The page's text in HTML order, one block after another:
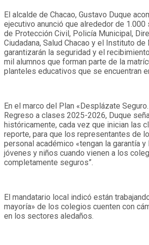
El alcalde de Chacao, Gustavo Duque
ejecutivo anunció que alrededor de
de Protección Civil, Policía Municipal,
Ciudadana, Salud Chacao y el Instituto de
garantizarán la seguridad y el
mil alumnos que forman parte de la
planteles educativos que se encuentran
En el marco del Plan «Desplázate
Regreso a clases 2025-2026, Duque
históricamente, cada vez que inician las
reporte, para que los representantes de
personal académico «tengan la garantía
jóvenes y niños cuando vienen a los
completamente seguros”.
El mandatario local indicó están
mayoría» de los colegios cuenten con
en los sectores aledaños.